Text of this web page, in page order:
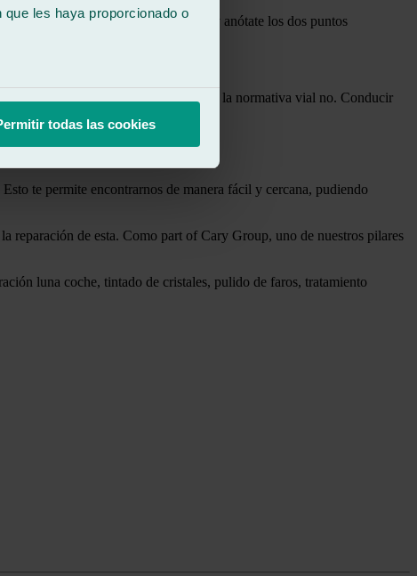
les haya proporcionado o
todas las cookies
De hecho, lo es. Sigue leyendo y anótate los dos puntos
astillas…
pero una circulación respetando la normativa vial no. Conducir
te permite encontrarnos de manera fácil y cercana, pudiendo
reparación de esta. Como part of Cary Group, uno de nuestros pilares
luna coche, tintado de cristales, pulido de faros, tratamiento